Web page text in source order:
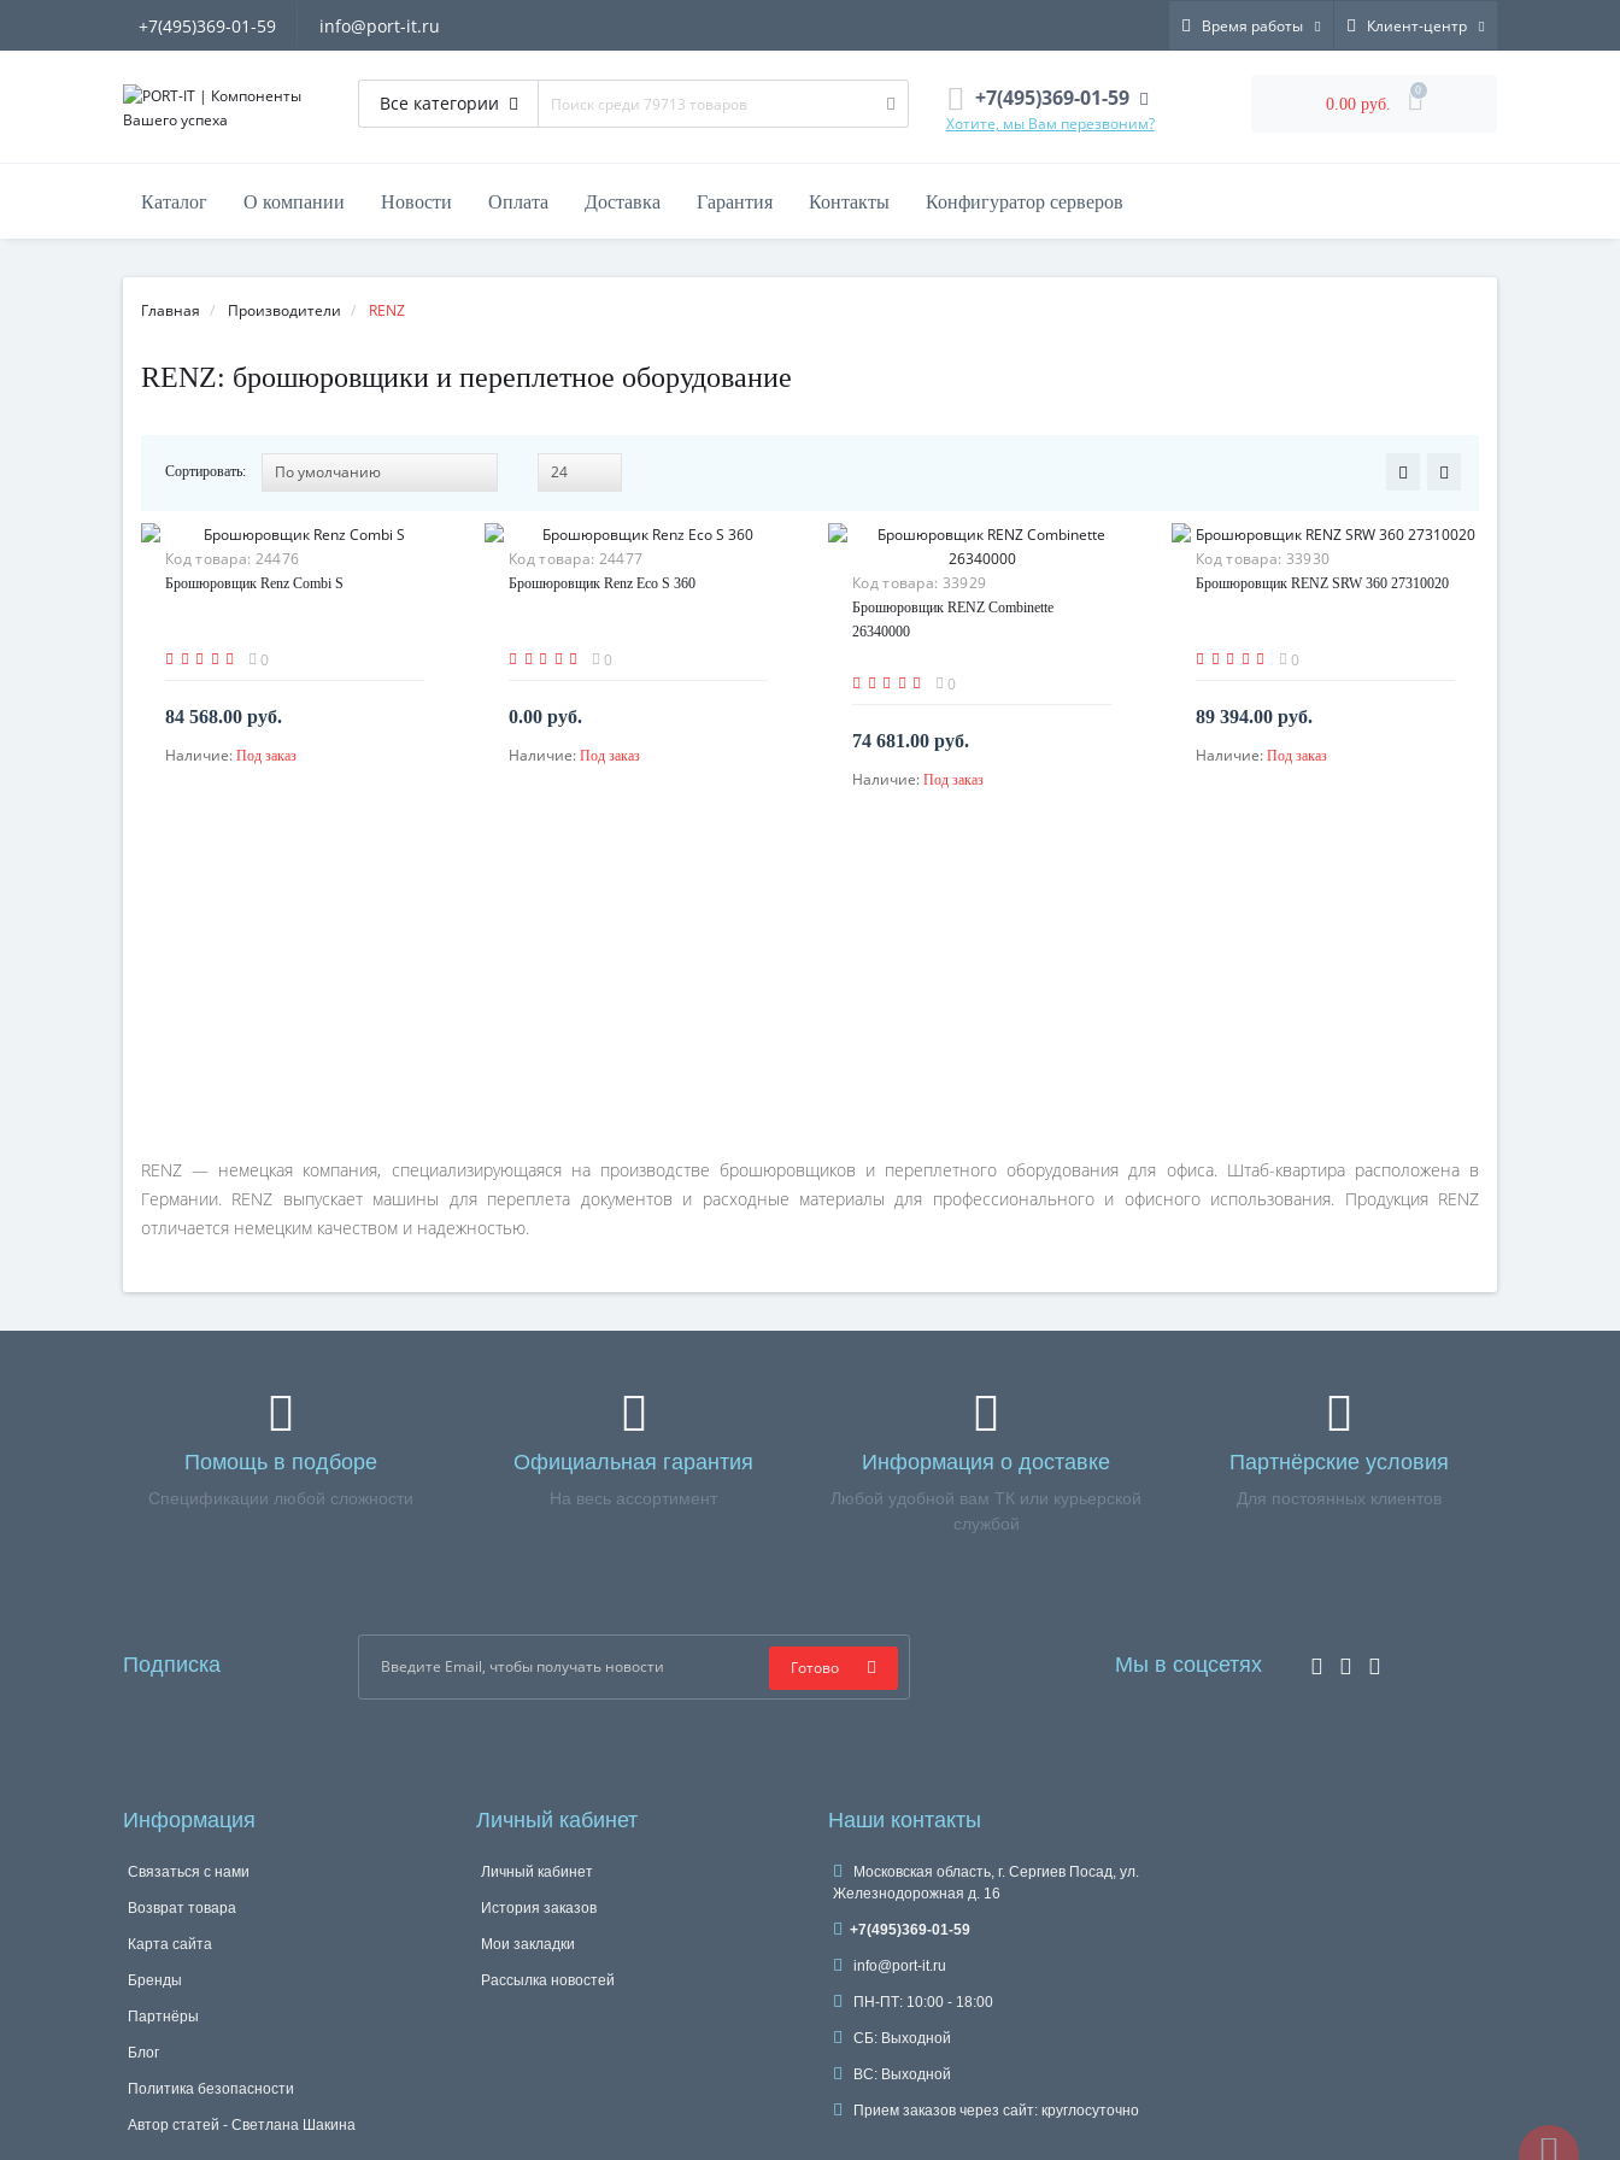
+7(495)369-01-59 info@port-it.ru Время работы Клиент-центр
Все категории +7(495)369-01-59
Хотите, мы Вам перезвоним?
0.00 руб.
0
Каталог О компании Новости Оплата Доставка Гарантия Контакты Конфигуратор серверов
Главная Производители RENZ
RENZ: брошюровщики и переплетное оборудование
Сортировать:
Код товара: 24476
Брошюровщик Renz Combi S
0
84 568.00 руб.
По запросу
Наличие: Под заказ
Код товара: 24477
Брошюровщик Renz Eco S 360
0
0.00 руб.
По запросу
Наличие: Под заказ
Код товара: 33929
Брошюровщик RENZ Combinette
26340000
0
74 681.00 руб.
По запросу
Наличие: Под заказ
Код товара: 33930
Брошюровщик RENZ SRW 360 27310020
0
89 394.00 руб.
По запросу
Наличие: Под заказ
RENZ — немецкая компания, специализирующаяся на производстве брошюровщиков и переплетного оборудования для офиса. Штаб-квартира расположена в
Германии. RENZ выпускает машины для переплета документов и расходные материалы для профессионального и офисного использования. Продукция RENZ
отличается немецким качеством и надежностью.
Помощь в подборе
Спецификации любой сложности
Официальная гарантия
На весь ассортимент
Информация о доставке
Любой удобной вам ТК или курьерской
службой
Партнёрские условия
Для постоянных клиентов
Подписка Готово Мы в соцсетях
Информация
Связаться с нами
Возврат товара
Карта сайта
Бренды
Партнёры
Блог
Политика безопасности
Автор статей - Светлана Шакина
Личный кабинет
Личный кабинет
История заказов
Мои закладки
Рассылка новостей
Наши контакты
Московская область, г. Сергиев Посад, ул.
Железнодорожная д. 16
+7(495)369-01-59
info@port-it.ru
ПН-ПТ: 10:00 - 18:00
СБ: Выходной
ВС: Выходной
Прием заказов через сайт: круглосуточно